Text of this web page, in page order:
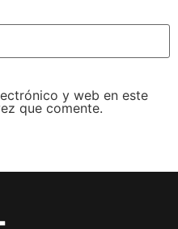
y web en este
que comente.